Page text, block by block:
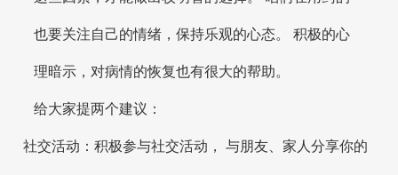
也要关注自己的情绪，保持乐观的心态。 积极的心
理暗示，对病情的恢复也有很大的帮助。
给大家提两个建议：
社交活动：积极参与社交活动， 与朋友、家人分享你的